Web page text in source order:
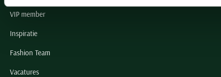
VIP member
Inspiratie
Fashion Team
Vacatures